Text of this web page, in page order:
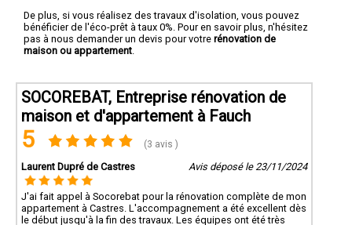
De plus, si vous réalisez des travaux d'isolation, vous pouvez
bénéficier de l'éco-prêt à taux 0%. Pour en savoir plus, n'hésitez
pas à nous demander un devis pour votre rénovation de
maison ou appartement
SOCOREBAT, Entreprise rénovation de
maison et d'appartement à Fauch
5 (3 avis )
Laurent Dupré de Castres Avis déposé le 23/11/2024
J'ai fait appel à Socorebat pour la rénovation complète de mon
appartement à Castres. L'accompagnement a été excellent dès
le début jusqu'à la fin des travaux. Les équipes ont été très